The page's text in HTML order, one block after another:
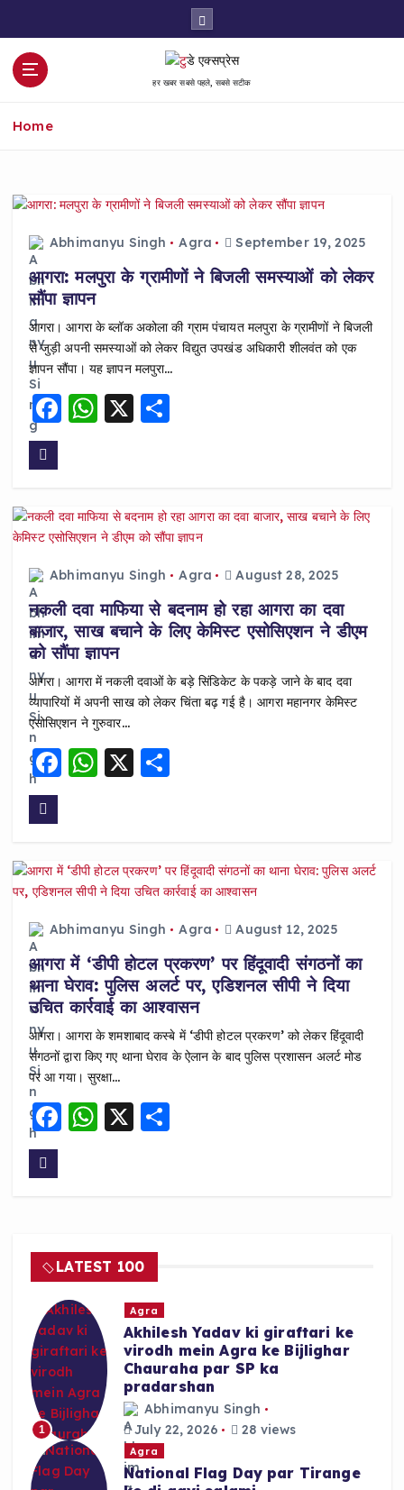
हर खबर सबसे पहले, सबसे सटीक
Home
Abhimanyu Singh Agra September 19, 2025
आगरा: मलपुरा के ग्रामीणों ने बिजली समस्याओं को लेकर
सौंपा ज्ञापन
आगरा। आगरा के ब्लॉक अकोला की ग्राम पंचायत मलपुरा के ग्रामीणों ने बिजली
से जुड़ी अपनी समस्याओं को लेकर विद्युत उपखंड अधिकारी शीलवंत को एक
ज्ञापन सौंपा। यह ज्ञापन मलपुरा…
F
b
o
o
k
W
A
p
p
X S
Abhimanyu Singh Agra August 28, 2025
नकली दवा माफिया से बदनाम हो रहा आगरा का दवा
बाजार, साख बचाने के लिए केमिस्ट एसोसिएशन ने डीएम
को सौंपा ज्ञापन
आगरा। आगरा में नकली दवाओं के बड़े सिंडिकेट के पकड़े जाने के बाद दवा
व्यापारियों में अपनी साख को लेकर चिंता बढ़ गई है। आगरा महानगर केमिस्ट
एसोसिएशन ने गुरुवार…
F
b
o
o
k
W
A
p
p
X S
Abhimanyu Singh Agra August 12, 2025
आगरा में ‘डीपी होटल प्रकरण’ पर हिंदूवादी संगठनों का
थाना घेराव: पुलिस अलर्ट पर, एडिशनल सीपी ने दिया
उचित कार्रवाई का आश्वासन
आगरा। आगरा के शमशाबाद कस्बे में ‘डीपी होटल प्रकरण’ को लेकर हिंदूवादी
संगठनों द्वारा किए गए थाना घेराव के ऐलान के बाद पुलिस प्रशासन अलर्ट मोड
पर आ गया। सुरक्षा…
F
o
o
k
W
p
p
X S
LATEST 100
1
Agra
Akhilesh Yadav ki giraftari ke
virodh mein Agra ke Bijlighar
Chauraha par SP ka
pradarshan
Abhimanyu Singh
July 22, 2026
28 views
Agra
National Flag Day par Tirange